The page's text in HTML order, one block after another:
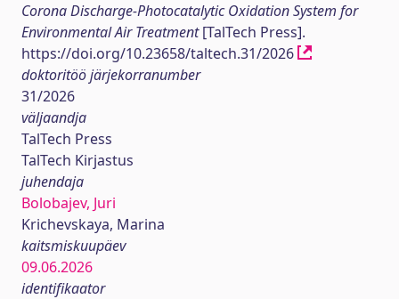
Corona Discharge-Photocatalytic Oxidation System for
Environmental Air Treatment[TalTech Press].
https://doi.org/10.23658/taltech.31/2026
doktoritöö järjekorranumber
31/2026
väljaandja
TalTech Press
TalTech Kirjastus
juhendaja
Bolobajev, Juri
Krichevskaya, Marina
kaitsmiskuupäev
09.06.2026
identifikaator